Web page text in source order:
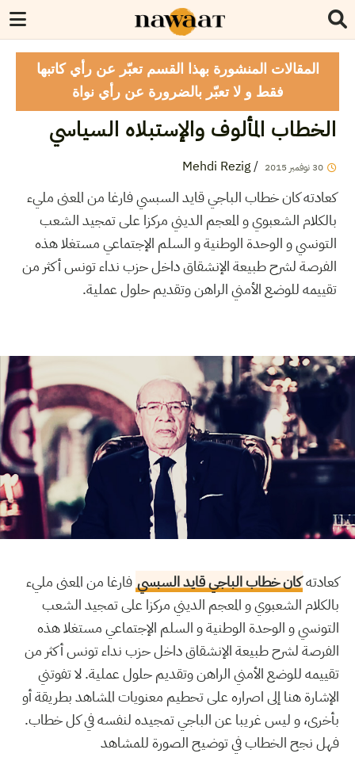
المقالات المنشورة بهذا القسم تعبّر عن رأي كاتبها
فقط و لا تعبّر بالضرورة عن رأي نواة
الخطاب المألوف والإستبلاه السياسي
30 نوفمبر 2015
/
Mehdi Rezig
كعادته كان خطاب الباجي قايد السبسي فارغا من المعنى مليء
بالكلام الشعبوي و المعجم الديني مركزا على تمجيد الشعب
التونسي و الوحدة الوطنية و السلم الإجتماعي مستغلا هذه
الفرصة لشرح طبيعة الإنشقاق داخل حزب نداء تونس أكثر من
تقييمه للوضع الأمني الراهن وتقديم حلول عملية.
كعادتهكان خطاب الباجي قايد السبسي فارغا من المعنى مليء
بالكلام الشعبوي و المعجم الديني مركزا على تمجيد الشعب
التونسي و الوحدة الوطنية و السلم الإجتماعي مستغلا هذه
الفرصة لشرح طبيعة الإنشقاق داخل حزب نداء تونس أكثر من
تقييمه للوضع الأمني الراهن وتقديم حلول عملية. لا تفوتني
الإشارة هنا إلى اصراره على تحطيم معنويات المشاهد بطريقة أو
بأخرى، و ليس غريبا عن الباجي تمجيده لنفسه في كل خطاب.
فهل نجح الخطاب في توضيح الصورة للمشاهد